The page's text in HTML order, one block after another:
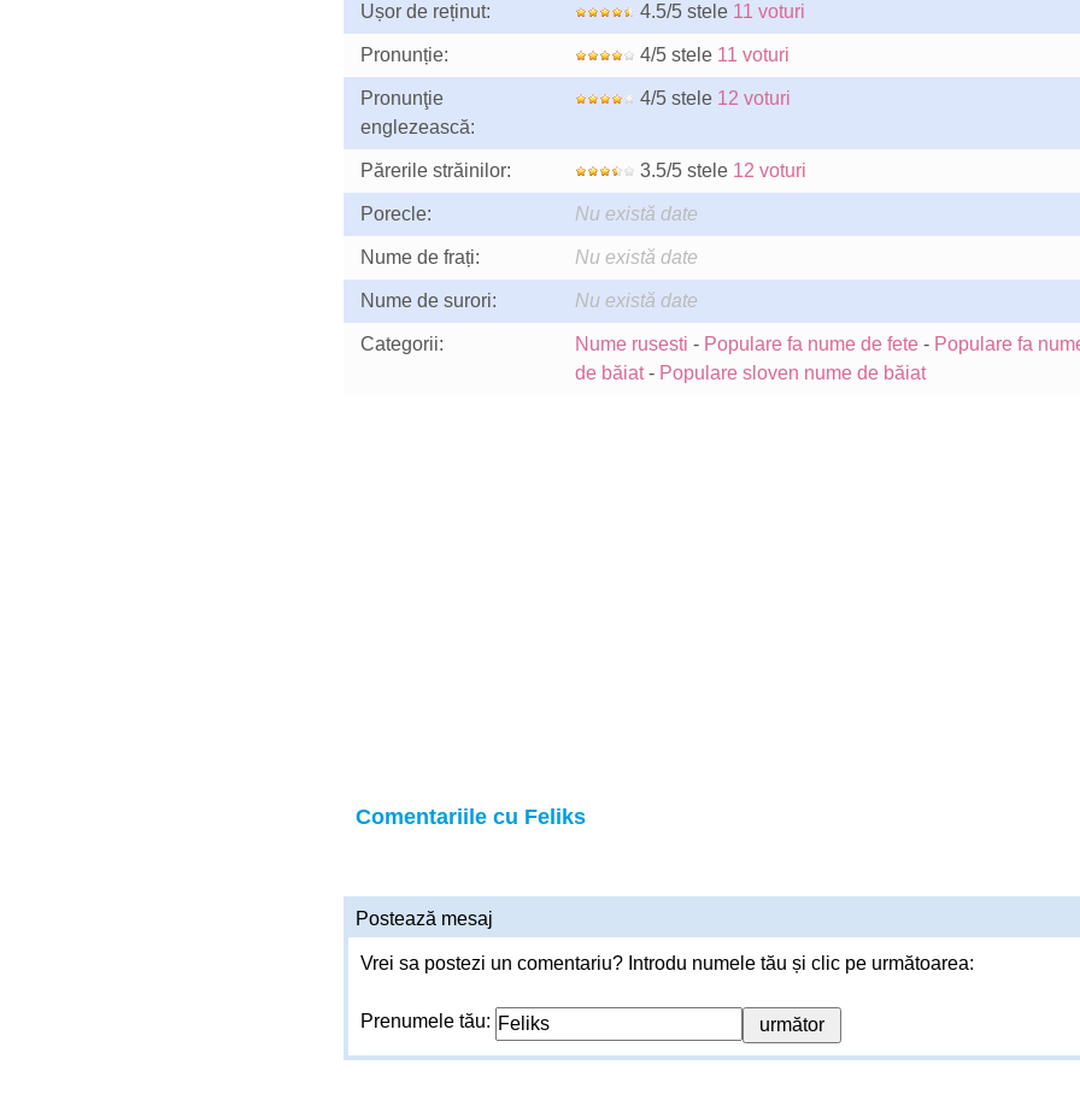
Ușor de reținut: 4.5/5 stele 11 voturi
Pronunție: 4/5 stele 11 voturi
Pronunţie
englezească:
4/5 stele 12 voturi
Părerile străinilor: 3.5/5 stele 12 voturi
Porecle: Nu există date
Nume de frați: Nu există date
Nume de surori: Nu există date
Categorii: Nume rusesti - Populare fa nume de fete- Populare fa
de băiat- Populare sloven nume de băiat
Comentariile cu Feliks
Postează mesaj
Vrei sa postezi un comentariu? Introdu numele tău și clic pe următoarea:
Prenumele tău: